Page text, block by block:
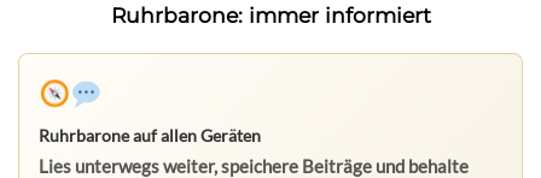
Ruhrbarone: immer informiert
Ruhrbarone auf allen Geräten
Lies unterwegs weiter, speichere Beiträge und behalte